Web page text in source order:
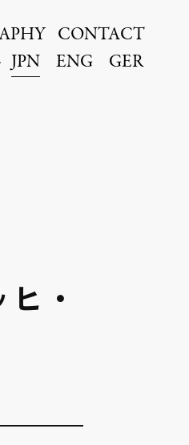
JPN ENG GER
CONTACT
・